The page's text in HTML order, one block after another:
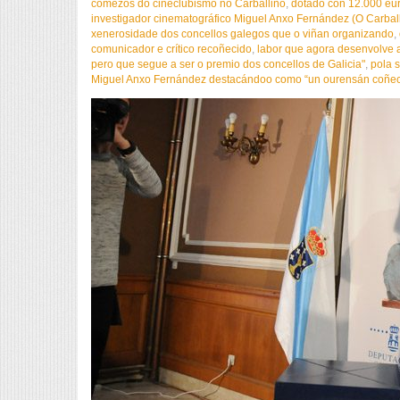
comezos do cineclubismo no Carballiño dotado con 12.000
investigador cinematográfico Miguel Anxo Fernández (O
xenerosidade dos concellos galegos que o viñan organizando
comunicador e crítico recoñecido labor que agora desenvolve
pero que segue a ser o premio dos concellos de Galicia" pola
Miguel Anxo Fernández destacándoo como “un ourensán